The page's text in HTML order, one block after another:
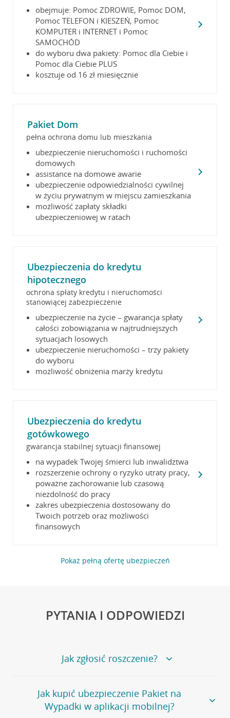
obejmuje: Pomoc ZDROWIE, Pomoc DOM,
Pomoc TELEFON i KIESZEŃ, Pomoc
KOMPUTER i INTERNET i Pomoc
SAMOCHÓD
do wyboru dwa pakiety: Pomoc dla Ciebie i
Pomoc dla Ciebie PLUS
kosztuje od 16 zł miesięcznie
Pakiet Dom
pełna ochrona domu lub mieszkania
ubezpieczenie nieruchomości i ruchomości
domowych
assistance na domowe awarie
ubezpieczenie odpowiedzialności cywilnej
w życiu prywatnym w miejscu zamieszkania
możliwość zapłaty składki
ubezpieczeniowej w ratach
Ubezpieczenia do kredytu
hipotecznego
ochrona spłaty kredytu i nieruchomości
stanowiącej zabezpieczenie
ubezpieczenie na życie – gwarancja spłaty
całości zobowiązania w najtrudniejszych
sytuacjach losowych
ubezpieczenie nieruchomości – trzy pakiety
do wyboru
możliwość obniżenia marży kredytu
Ubezpieczenia do kredytu
gotówkowego
gwarancja stabilnej sytuacji finansowej
na wypadek Twojej śmierci lub inwalidztwa
rozszerzenie ochrony o ryzyko utraty pracy,
poważne zachorowanie lub czasową
niezdolność do pracy
zakres ubezpieczenia dostosowany do
Twoich potrzeb oraz możliwości
finansowych
Pokaż pełną ofertę ubezpieczeń
PYTANIA I ODPOWIEDZI
Jak zgłosić roszczenie?
Jeśli chcesz zgłosić szkodę, roszczenie lub potrzebujesz
pomocy assistance zapoznaj się z informacjami
znajdującymi się na stronieZgłoszenie szkody .
Jak kupić ubezpieczenie Pakiet na
Wypadki w aplikacji mobilnej?